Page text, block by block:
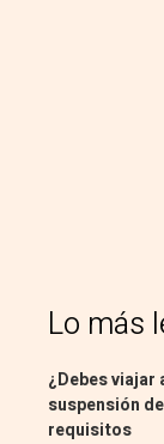
Lo más
¿Debes
suspensión
requisitos